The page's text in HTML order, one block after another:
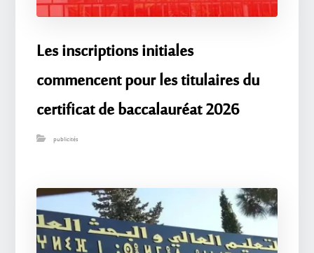
Les inscriptions initiales
commencent pour les titulaires du
certificat de baccalauréat 2026
publicités